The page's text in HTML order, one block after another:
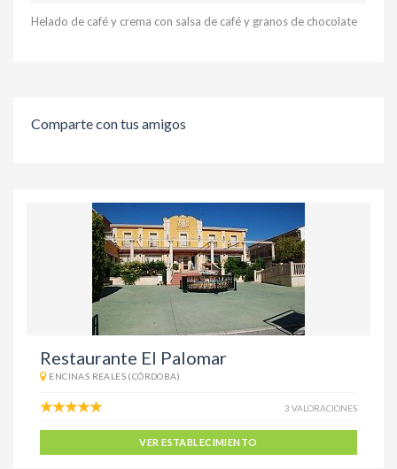
Helado de café y crema con salsa de café y granos de chocolate
Comparte con tus amigos
Restaurante El Palomar
ENCINAS REALES (CÓRDOBA)
3 VALORACIONES
VER ESTABLECIMIENTO